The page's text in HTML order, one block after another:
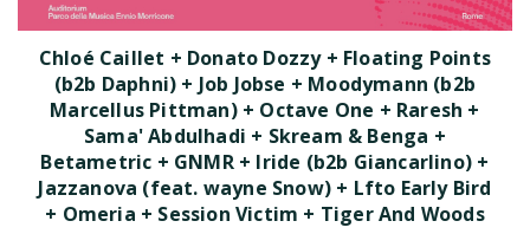
Chloé Caillet + Donato Dozzy + Floating Points
(b2b Daphni) + Job Jobse + Moodymann (b2b
Marcellus Pittman) + Octave One + Raresh +
Sama' Abdulhadi + Skream & Benga +
Betametric + GNMR + Iride (b2b Giancarlino) +
Jazzanova (feat. wayne Snow) + Lfto Early Bird
+ Omeria + Session Victim + Tiger And Woods